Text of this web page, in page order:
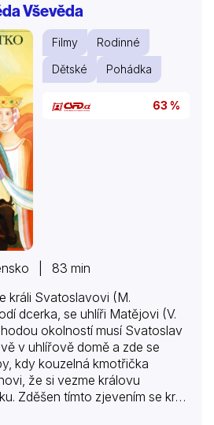
Vševěda
Filmy
Rodinné
Dětské
Pohádka
63 %
| 83 min
králi Svatoslavovi (M.
dcerka, se uhlíři Matějovi (V.
okolností musí Svatoslav
v uhlířově domě a zde se
kdy kouzelná kmotřička
že si vezme královu
Zděšen tímto zjevením se král